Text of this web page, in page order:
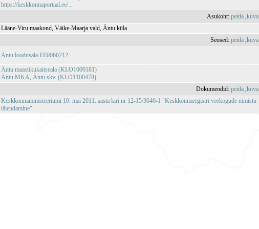
https://keskkonnaportaal.ee/...
Asukoht:peida ,kuva
Lääne-Viru maakond, Väike-Maarja vald, Äntu küla
Seosed:peida ,kuva
Äntu loodusala EE0060212
Äntu maastikukaitseala (KLO1000181)
Äntu MKA, Äntu skv. (KLO1100478)
Dokumendid:peida ,kuva
Keskkonnaministeeriumi 10. mai 2011. aasta kiri nr 12-15/3640-1 "Keskkonnaregistri veekogude nimistu
täiendamine"